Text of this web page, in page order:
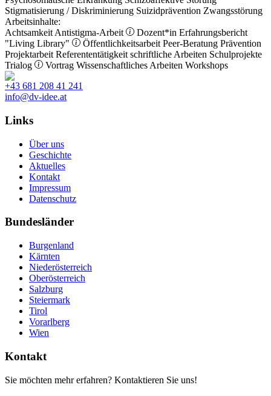
Stigmatisierung / Diskriminierung Suizidprävention Zwangsstörung
Arbeitsinhalte:
Achtsamkeit Antistigma-Arbeit Dozent*in Erfahrungsbericht
"Living Library"
Öffentlichkeitsarbeit Peer-Beratung Prävention
Projektarbeit Referententätigkeit schriftliche Arbeiten Schulprojekte
Trialog
Vortrag Wissenschaftliches Arbeiten Workshops
+43 681 208 41 241
info@dv-idee.at
Links
Über uns
Geschichte
Aktuelles
Kontakt
Impressum
Datenschutz
Bundesländer
Burgenland
Kärnten
Niederösterreich
Oberösterreich
Salzburg
Steiermark
Tirol
Vorarlberg
Wien
Kontakt
Sie möchten mehr erfahren? Kontaktieren Sie uns!